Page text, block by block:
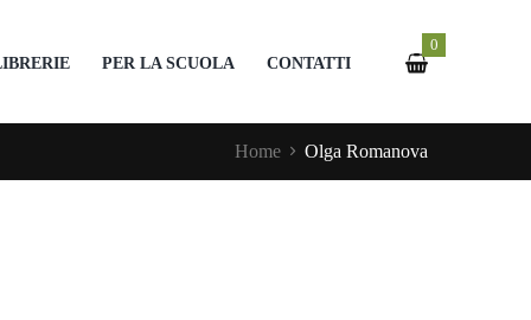
PER LA SCUOLA CONTATTI
0
Home Olga Romanova